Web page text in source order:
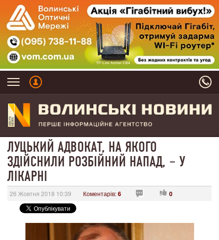
ЛУЦЬКИЙ АДВОКАТ, НА ЯКОГО
ЗДІЙСНИЛИ РОЗБІЙНИЙ НАПАД, – У
ЛІКАРНІ
26 Жовтня 2018 10:39 Коментарів:6 0